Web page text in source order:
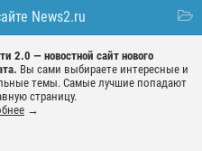
News2.ru
2.0 — новостной сайт нового
Вы сами выбираете интересные и
темы. Самые лучшие попадают
страницу.
→